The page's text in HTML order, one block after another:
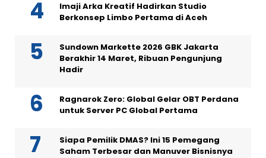
Imaji Arka Kreatif Hadirkan Studio
Berkonsep Limbo Pertama di Aceh
Sundown Markette 2026 GBK Jakarta
Berakhir 14 Maret, Ribuan Pengunjung
Hadir
Ragnarok Zero: Global Gelar OBT Perdana
untuk Server PC Global Pertama
Siapa Pemilik DMAS? Ini 15 Pemegang
Saham Terbesar dan Manuver Bisnisnya